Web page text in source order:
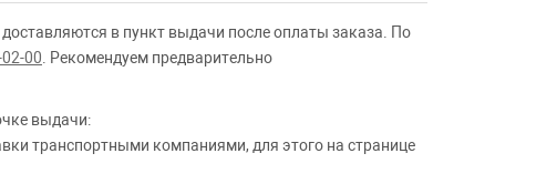
в пункт выдачи после оплаты заказа. По
00 . Рекомендуем предварительно
выдачи:
транспортными компаниями, для этого на странице